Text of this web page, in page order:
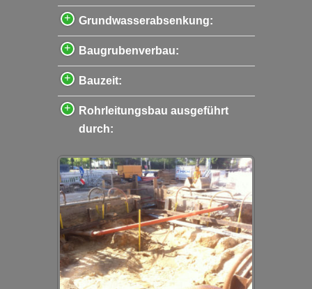
Grundwasserabsenkung:
Baugrubenverbau:
Bauzeit:
Rohrleitungsbau ausgeführt
durch: